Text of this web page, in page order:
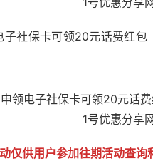
仅供用户参加往期活动查询